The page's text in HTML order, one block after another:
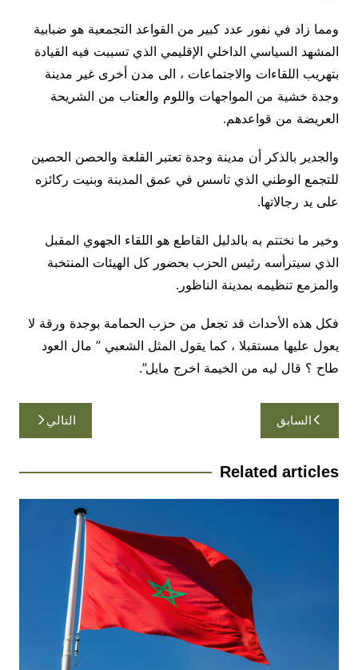
ومما زاد في نفور عدد كبير من القواعد التجمعية هو ضبابية
المشهد السياسي الداخلي الإقليمي الذي تسببت فيه القيادة
بتهريب اللقاءات والاجتماعات ، الى مدن أخرى غير مدينة
وجدة خشية من المواجهات واللوم والعتاب من الشريحة
العريضة من قواعدهم.
والجدير بالذكر أن مدينة وجدة تعتبر القلعة والحصن الحصين
للتجمع الوطني الذي تاسس في عمق المدينة وبنيت ركائزه
على يد رجالاتها.
وخير ما نختتم به بالدليل القاطع هو اللقاء الجهوي المقبل
الذي سيترأسه رئيس الحزب بحضور كل الهيئات المنتخبة
والمزمع تنظيمه بمدينة الناظور.
فكل هذه الأحداث قد تجعل من حزب الحمامة بوجدة ورقة لا
يعول عليها مستقبلا ، كما يقول المثل الشعبي ” مال العود
طاح ؟ قال ليه من الخيمة اخرج مايل”.
تصفّح
المقالات
السابق التالي
Related articles